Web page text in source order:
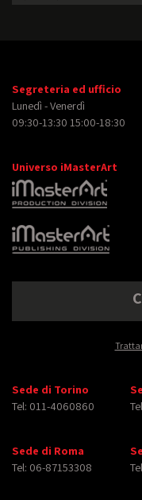
Segreteria ed ufficio
Lunedì - Venerdì
09:30-13:30 15:00-18:30
Universo iMasterArt
Sede di Torino
Tel: 011-4060860
Sede di Roma
Tel: 06-87153308